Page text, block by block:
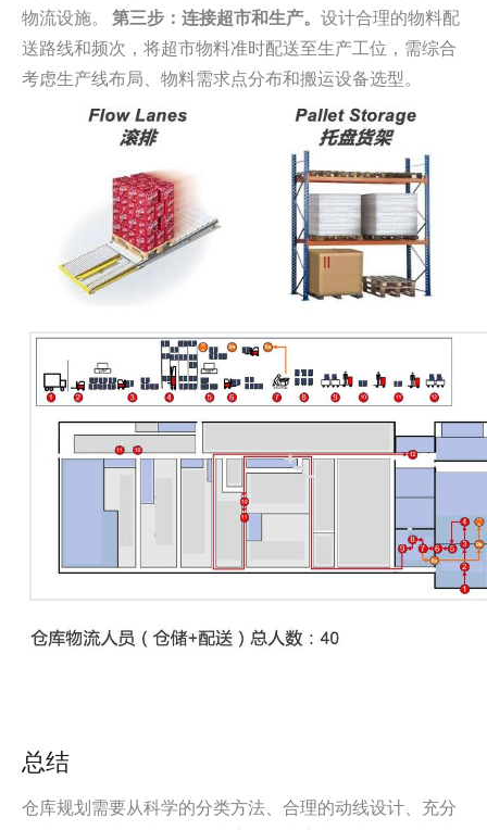
物流设施。 第三步：连接超市和生产。 设计合理的物料配
送路线和频次，将超市物料准时配送至生产工位，需综合
考虑生产线布局、物料需求点分布和搬运设备选型。
总结
仓库规划需要从科学的分类方法、合理的动线设计、充分